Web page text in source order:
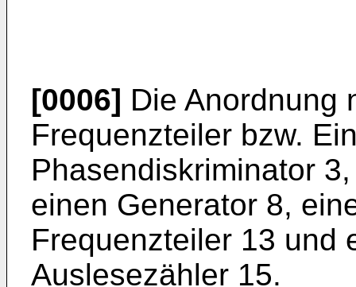
[0006] Die Anordnung
Frequenzteiler bzw.
Phasendiskriminator
einen Generator 8,
Frequenzteiler 13 und
Auslesezähler 15.